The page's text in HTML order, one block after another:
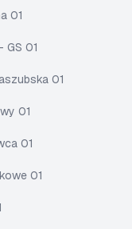
01
GS 01
01
01
01
01